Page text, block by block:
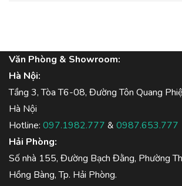
Văn Phòng & Showroom:
Hà Nội:
Tầng 3, Tòa T6-08, Đường Tôn Quang
Hà Nội
Hotline: 097.1982.777 & 0987.653.777
Hải Phòng:
Số nhà 155, Đường Bạch Đằng, Phường
Hồng Bàng, Tp. Hải Phòng.